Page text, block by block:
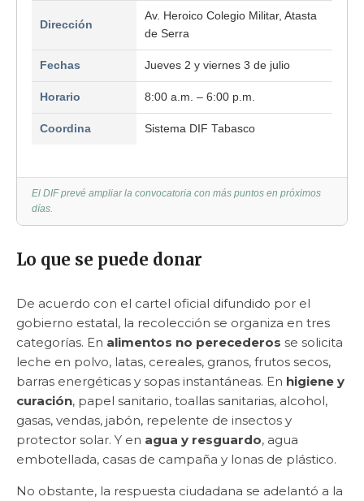
Dirección
Av. Heroico Colegio Militar, Atasta
de Serra
Fechas Jueves 2 y viernes 3 de julio
Horario 8:00 a.m. – 6:00 p.m.
Coordina Sistema DIF Tabasco
El DIF prevé ampliar la convocatoria con más puntos en próximos
días.
Lo que se puede donar
De acuerdo con el cartel oficial difundido por el
gobierno estatal, la recolección se organiza en tres
categorías. En alimentos no perecederos se solicita
leche en polvo, latas, cereales, granos, frutos secos,
barras energéticas y sopas instantáneas. En higiene y
curación, papel sanitario, toallas sanitarias, alcohol,
gasas, vendas, jabón, repelente de insectos y
protector solar. Y en agua y resguardo, agua
embotellada, casas de campaña y lonas de plástico.
No obstante, la respuesta ciudadana se adelantó a la